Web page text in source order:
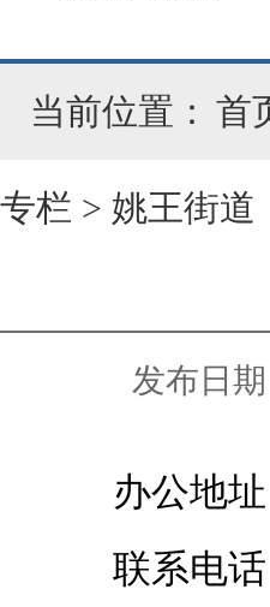
当前位置： 首
专栏 > 姚王街道
发布日期
办公地址
联系电话